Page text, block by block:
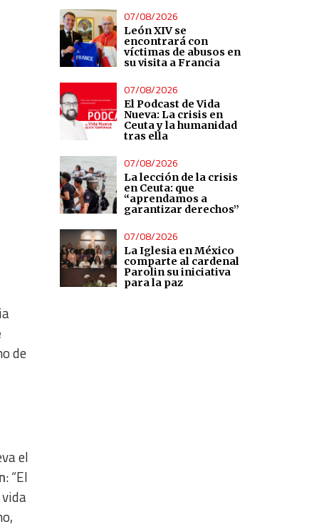
de
el
: “El
07/08/2026
León XIV se
encontrará con
víctimas de abusos en
su visita a Francia
07/08/2026
El Podcast de Vida
Nueva: La crisis en
Ceuta y la humanidad
tras ella
07/08/2026
La lección de la crisis
en Ceuta: que
“aprendamos a
garantizar derechos”
07/08/2026
La Iglesia en México
comparte al cardenal
Parolin su iniciativa
para la paz